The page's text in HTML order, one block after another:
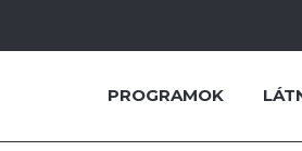
PROGRAMOK